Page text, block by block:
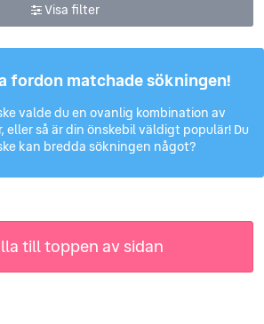
Visa filter
fordon matchade sökningen!
valde du en ovanlig kombination av
eller så är din önskebil väldigt populär! Du
kan bredda sökningen något?
till toppen av sidan